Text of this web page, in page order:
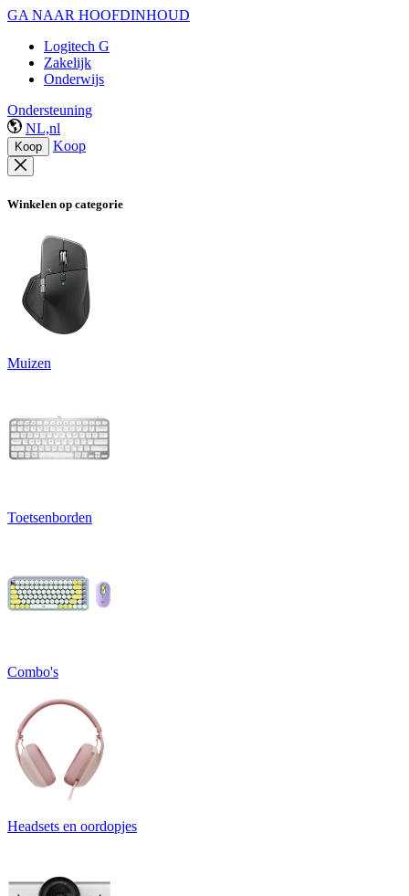
GA NAAR HOOFDINHOUD
Logitech G
Zakelijk
Onderwijs
Ondersteuning
NL,nl
Koop Koop
Winkelen op categorie
Muizen
Toetsenborden
Combo's
Headsets en oordopjes